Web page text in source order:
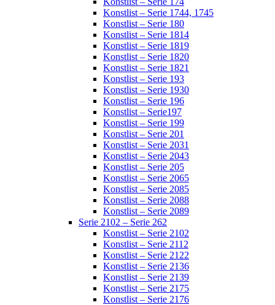
Konstlist – Serie 1744, 1745
Konstlist – Serie 180
Konstlist – Serie 1814
Konstlist – Serie 1819
Konstlist – Serie 1820
Konstlist – Serie 1821
Konstlist – Serie 193
Konstlist – Serie 1930
Konstlist – Serie 196
Konstlist – Serie197
Konstlist – Serie 199
Konstlist – Serie 201
Konstlist – Serie 2031
Konstlist – Serie 2043
Konstlist – Serie 205
Konstlist – Serie 2065
Konstlist – Serie 2085
Konstlist – Serie 2088
Konstlist – Serie 2089
Serie 2102 – Serie 262
Konstlist – Serie 2102
Konstlist – Serie 2112
Konstlist – Serie 2122
Konstlist – Serie 2136
Konstlist – Serie 2139
Konstlist – Serie 2175
Konstlist – Serie 2176